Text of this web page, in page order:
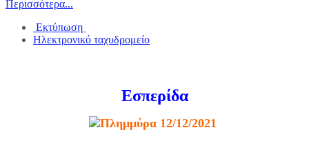
Περισσότερα...
Εκτύπωση
Ηλεκτρονικό ταχυδρομείο
Εσπερίδα